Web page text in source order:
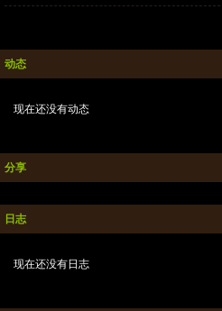
动态
现在还没有动态
分享
日志
现在还没有日志